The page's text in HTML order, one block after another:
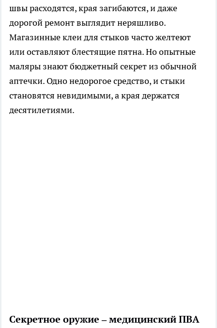
швы расходятся, края загибаются, и даже
дорогой ремонт выглядит неряшливо.
Магазинные клеи для стыков часто желтеют
или оставляют блестящие пятна. Но опытные
маляры знают бюджетный секрет из обычной
аптечки. Одно недорогое средство, и стыки
становятся невидимыми, а края держатся
десятилетиями.
Секретное оружие – медицинский ПВА